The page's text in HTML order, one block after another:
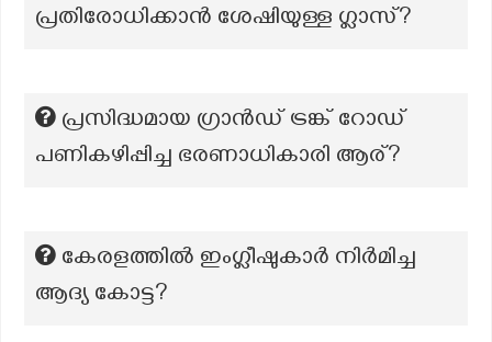
പ്രതിരോധിക്കാൻ ശേഷിയുള്ള ഗ്ലാസ്?
പ്രസിദ്ധമായ ഗ്രാൻഡ് ട്രങ്ക് റോഡ്
പണികഴിപ്പിച്ച ഭരണാധികാരി ആര്?
കേരളത്തിൽ ഇംഗ്ലീഷുകാർ നിർമിച്ച
ആദ്യ കോട്ട?